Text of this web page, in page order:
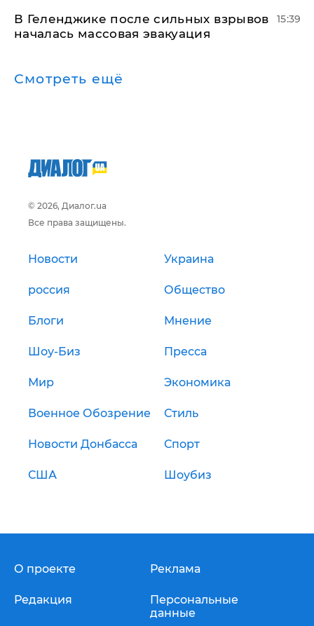
В Геленджике после сильных взрывов
началась массовая эвакуация
15:39
Смотреть ещё
© 2026, Диалог.ua
Все права защищены.
Новости Украина
россия Общество
Блоги Мнение
Шоу-Биз Пресса
Мир Экономика
Военное Обозрение Стиль
Новости Донбасса Спорт
США Шоубиз
О проекте
Редакция
Реклама
Персональные
данные